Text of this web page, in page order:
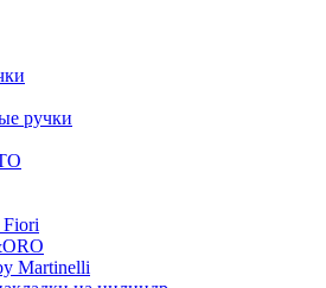
ручки
Fiori
Martinelli